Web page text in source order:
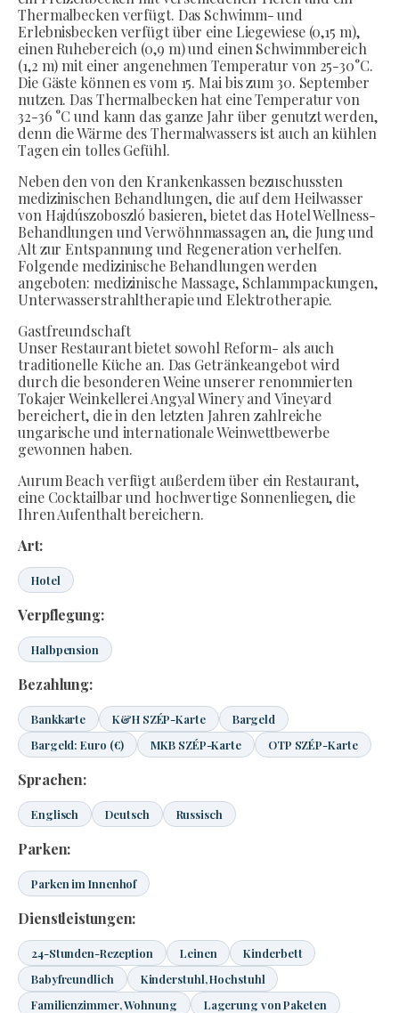
Thermalbecken verfügt. Das Schwimm- und
Erlebnisbecken verfügt über eine Liegewiese (0,15 m),
einen Ruhebereich (0,9 m) und einen Schwimmbereich
(1,2 m) mit einer angenehmen Temperatur von 25-30°C.
Die Gäste können es vom 15. Mai bis zum 30. September
nutzen. Das Thermalbecken hat eine Temperatur von
32-36 °C und kann das ganze Jahr über genutzt werden,
denn die Wärme des Thermalwassers ist auch an kühlen
Tagen ein tolles Gefühl.
Neben den von den Krankenkassen bezuschussten
medizinischen Behandlungen, die auf dem Heilwasser
von Hajdúszoboszló basieren, bietet das Hotel Wellness-
Behandlungen und Verwöhnmassagen an, die Jung und
Alt zur Entspannung und Regeneration verhelfen.
Folgende medizinische Behandlungen werden
angeboten: medizinische Massage, Schlammpackungen,
Unterwasserstrahltherapie und Elektrotherapie.
Gastfreundschaft
Unser Restaurant bietet sowohl Reform- als auch
traditionelle Küche an. Das Getränkeangebot wird
durch die besonderen Weine unserer renommierten
Tokajer Weinkellerei Angyal Winery and Vineyard
bereichert, die in den letzten Jahren zahlreiche
ungarische und internationale Weinwettbewerbe
gewonnen haben.
Aurum Beach verfügt außerdem über ein Restaurant,
eine Cocktailbar und hochwertige Sonnenliegen, die
Ihren Aufenthalt bereichern.
Art:
Hotel
Verpflegung:
Halbpension
Bezahlung:
Bankkarte K&H SZÉP-Karte
Bargeld
Bargeld: Euro (€)
MKB SZÉP-Karte OTP SZÉP-Karte
Sprachen:
Englisch Deutsch Russisch
Parken:
Parken im Innenhof
Dienstleistungen:
24-Stunden-Rezeption Leinen
Kinderbett
Babyfreundlich
Kinderstuhl, Hochstuhl
Familienzimmer, Wohnung
Lagerung von Paketen